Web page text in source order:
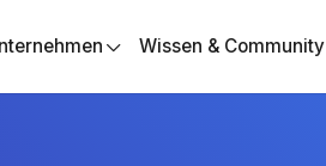
Wissen & Community